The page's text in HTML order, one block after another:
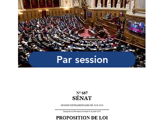
Par session